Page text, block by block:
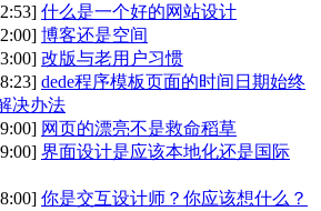
什么是一个好的网站设计
博客还是空间
改版与老用户习惯
dede程序模板页面的时间日期始终
决办法
网页的漂亮不是救命稻草
界面设计是应该本地化还是国际
你是交互设计师？你应该想什么？